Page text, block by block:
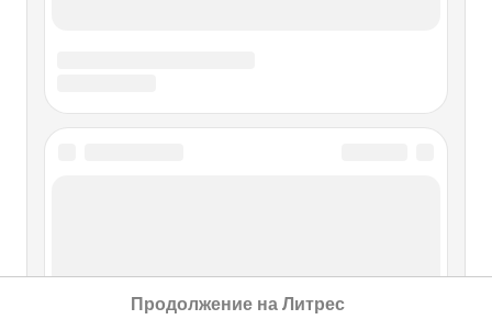
Продолжение на Литрес